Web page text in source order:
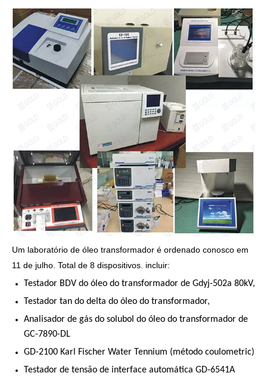
Um laboratório de óleo transformador é ordenado conosco em
11 de julho. Total de 8 dispositivos. incluir:
Testador BDV do óleo do transformador de Gdyj-502a 80kV,
Testador tan do delta do óleo do transformador,
Analisador de gás do solubol do óleo do transformador de
GC-7890-DL
GD-2100 Karl Fischer Water Tennium (método coulometric)
Testador de tensão de interface automática GD-6541A